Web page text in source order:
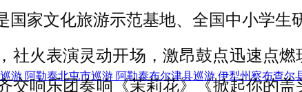
游 阿勒泰北屯市巡游 阿勒泰布尔津县巡游 伊犁州察布查尔
家文化旅游示范基地、全国中小学生
社火表演灵动开场，激昂鼓点迅速点
响乐团奏响《茉莉花》《掀起你的